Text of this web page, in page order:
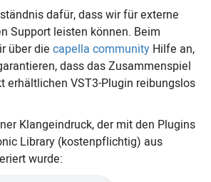
dafür, dass wir für externe
Support leisten können. Beim
über die capella community Hilfe an,
dass das Zusammenspiel
erhältlichen VST3-Plugin reibungslos
Klangeindruck, der mit den Plugins
Library (kostenpflichtig) aus
wurde: